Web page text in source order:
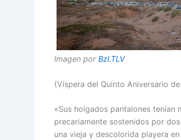
Imagen por Bzl.TLV
(Víspera del Quinto Aniversario
«Sus holgados pantalones tenían
precariamente sostenidos por
una vieja y descolorida playera